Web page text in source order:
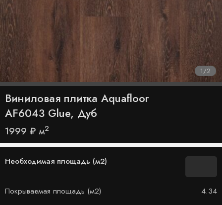
1/2
Виниловая плитка Aquafloor
AF6043 Glue, Дуб
1999 ₽ м2
Необходимая площадь (м2)
Покрываемая площадь (м2)
4.34